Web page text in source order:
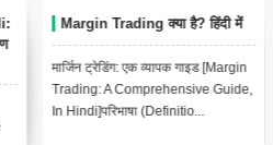
Accounting में Equity क्या है?
लेखांकन में इक्विटी क्या है? हिंदी में [What
is Equity in Accounting? In
Hindi]लेखांकन में, इक्विटी ...